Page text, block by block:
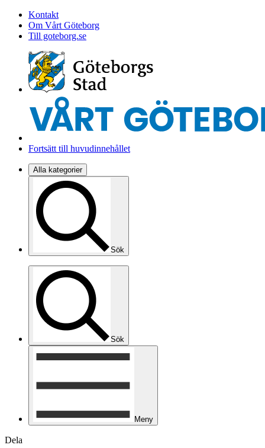
Kontakt
Om Vårt Göteborg
Till goteborg.se
Fortsätt till huvudinnehållet
Alla kategorier
Sök
Sök
Meny
Dela